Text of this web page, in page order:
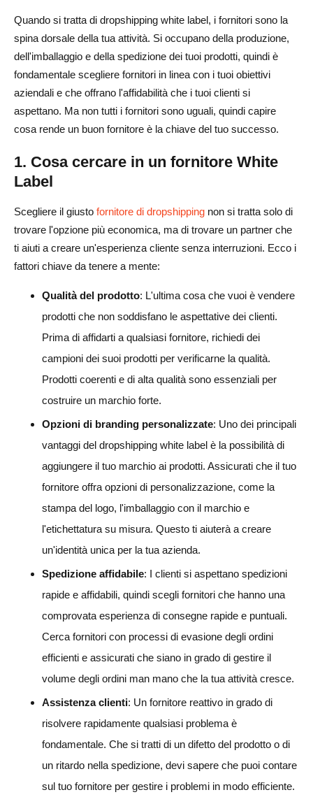
Quando si tratta di dropshipping white label, i fornitori sono la
spina dorsale della tua attività. Si occupano della produzione,
dell'imballaggio e della spedizione dei tuoi prodotti, quindi è
fondamentale scegliere fornitori in linea con i tuoi obiettivi
aziendali e che offrano l'affidabilità che i tuoi clienti si
aspettano. Ma non tutti i fornitori sono uguali, quindi capire
cosa rende un buon fornitore è la chiave del tuo successo.
1. Cosa cercare in un fornitore White
Label
Scegliere il giusto fornitore di dropshipping non si tratta solo di
trovare l'opzione più economica, ma di trovare un partner che
ti aiuti a creare un'esperienza cliente senza interruzioni. Ecco i
fattori chiave da tenere a mente:
Qualità del prodotto: L'ultima cosa che vuoi è vendere
prodotti che non soddisfano le aspettative dei clienti.
Prima di affidarti a qualsiasi fornitore, richiedi dei
campioni dei suoi prodotti per verificarne la qualità.
Prodotti coerenti e di alta qualità sono essenziali per
costruire un marchio forte.
Opzioni di branding personalizzate: Uno dei principali
vantaggi del dropshipping white label è la possibilità di
aggiungere il tuo marchio ai prodotti. Assicurati che il tuo
fornitore offra opzioni di personalizzazione, come la
stampa del logo, l'imballaggio con il marchio e
l'etichettatura su misura. Questo ti aiuterà a creare
un'identità unica per la tua azienda.
Spedizione affidabile: I clienti si aspettano spedizioni
rapide e affidabili, quindi scegli fornitori che hanno una
comprovata esperienza di consegne rapide e puntuali.
Cerca fornitori con processi di evasione degli ordini
efficienti e assicurati che siano in grado di gestire il
volume degli ordini man mano che la tua attività cresce.
Assistenza clienti: Un fornitore reattivo in grado di
risolvere rapidamente qualsiasi problema è
fondamentale. Che si tratti di un difetto del prodotto o di
un ritardo nella spedizione, devi sapere che puoi contare
sul tuo fornitore per gestire i problemi in modo efficiente.